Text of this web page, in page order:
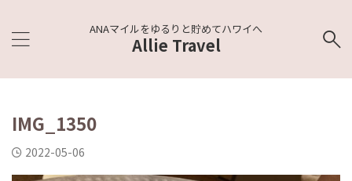
ANAマイルをゆるりと貯めてハワイへ
Allie Travel
IMG_1350
2022-05-06